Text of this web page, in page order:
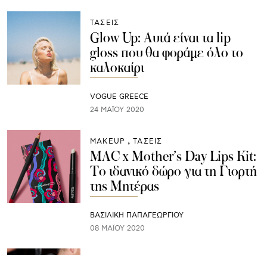
ΤΑΣΕΙΣ
Glow Up: Αυτά είναι τα lip
gloss που θα φοράμε όλο το
καλοκαίρι
VOGUE GREECE
24 ΜΑΪ́ΟΥ 2020
ΜAKEUP ΤΑΣΕΙΣ
MAC x Mother’s Day Lips Kit:
To ιδανικό δώρο για τη Γιορτή
της Μητέρας
ΒΑΣΙΛΙΚΗ ΠΑΠΑΓΕΩΡΓΙΟΥ
08 ΜΑΪ́ΟΥ 2020